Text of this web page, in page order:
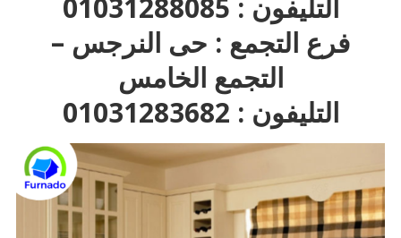
التليفون : 01031288085
فرع التجمع : حى النرجس –
التجمع الخامس
التليفون : 01031283682